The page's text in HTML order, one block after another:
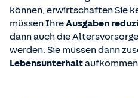
können, erwirtschaften Sie
müssen IhreAusgaben
dann auch die
werden. Sie müssen dann
Lebensunterhalt